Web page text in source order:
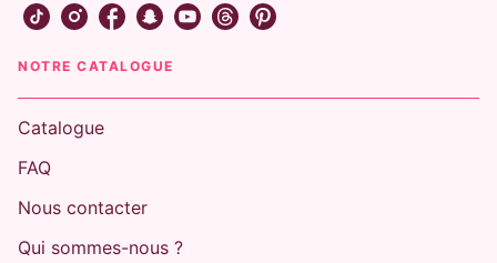
NOTRE CATALOGUE
Catalogue
FAQ
Nous contacter
Qui sommes-nous ?